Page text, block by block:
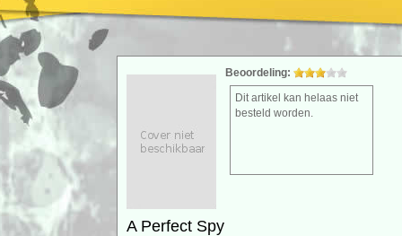
Beoordeling:
Dit artikel kan helaas niet
besteld worden.
A Perfect Spy